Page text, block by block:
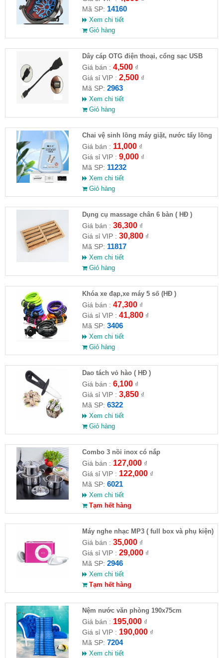
Mã SP: 14160
Xem chi tiết
Giỏ hàng
Dây cáp OTG điện thoại, cổng sạc USB
Giá bán : 4,500₫
Giá sỉ VIP : 2,500₫
Mã SP: 2963
Xem chi tiết
Giỏ hàng
Chai vệ sinh lồng máy giặt, nước tẩy lồng
máy giặt CLEANING FLUID
Giá bán : 11,000₫
Giá sỉ VIP : 9,000₫
Mã SP: 11232
Xem chi tiết
Giỏ hàng
Dụng cụ massage chân 6 bàn ( HĐ )
Giá bán : 36,300₫
Giá sỉ VIP : 30,800₫
Mã SP: 11817
Xem chi tiết
Giỏ hàng
Khóa xe đạp,xe máy 5 số (HĐ )
Giá bán : 47,300₫
Giá sỉ VIP : 41,800₫
Mã SP: 3406
Xem chi tiết
Giỏ hàng
Dao tách vỏ hào ( HĐ )
Giá bán : 6,100₫
Giá sỉ VIP : 3,850₫
Mã SP: 6322
Xem chi tiết
Giỏ hàng
Combo 3 nồi inox có nắp
Giá bán : 127,000₫
Giá sỉ VIP : 122,000₫
Mã SP: 6021
Xem chi tiết
Tạm hết hàng
Máy nghe nhạc MP3 ( full box và phụ kiện)
Giá bán : 35,000₫
Giá sỉ VIP : 29,000₫
Mã SP: 2946
Xem chi tiết
Tạm hết hàng
Nệm nước văn phòng 190x75cm
Giá bán : 195,000₫
Giá sỉ VIP : 190,000₫
Mã SP: 7204
Xem chi tiết